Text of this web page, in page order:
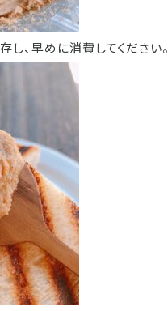
、早めに消費してください。